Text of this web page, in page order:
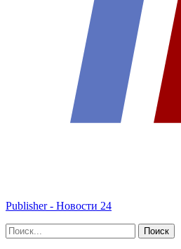
Publisher - Новости 24